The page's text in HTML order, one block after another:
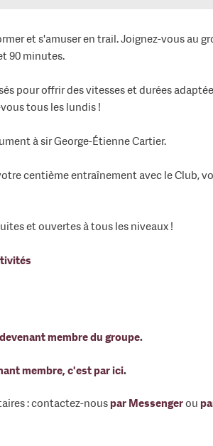
et s'amuser en trail. Joignez-vous au
90 minutes.
pour offrir des vitesses et durées
tous les lundis !
à sir George-Étienne Cartier.
centième entraînement avec le Club,
et ouvertes à tous les niveaux !
devenant membre du groupe.
membre, c'est par ici.
: contactez-nouspar Messengerou